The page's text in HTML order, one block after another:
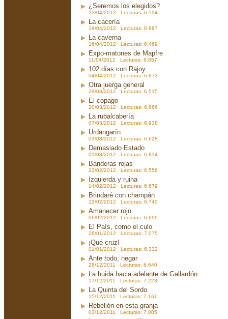
¿Seremos los elegidos?
22/04/2012 Lecturas: 6.594
La cacería
19/04/2012 Lecturas: 6.887
La caverna
16/04/2012 Lecturas: 6.469
Expo-matones de Mapfre
11/04/2012 Lecturas: 6.857
102 días con Rajoy
04/04/2012 Lecturas: 6.873
Otra juerga general
29/03/2012 Lecturas: 6.515
El copago
20/03/2012 Lecturas: 6.866
La rubalcabería
07/03/2012 Lecturas: 6.938
Urdangarín
03/03/2012 Lecturas: 6.628
Demasiado Estado
01/03/2012 Lecturas: 6.814
Banderas rojas
23/02/2012 Lecturas: 6.556
Izquierda y ruina
14/02/2012 Lecturas: 6.679
Brindaré con champán
12/02/2012 Lecturas: 6.740
Amanecer rojo
06/02/2012 Lecturas: 6.699
El País, como el culo
26/01/2012 Lecturas: 7.075
¡Qué cruz!
01/01/2012 Lecturas: 6.332
Ante todo, negar
28/12/2011 Lecturas: 6.640
La huida hacia adelante de Gallardón
17/12/2011 Lecturas: 7.223
La Quinta del Sordo
15/12/2011 Lecturas: 7.161
Rebelión en esta granja
03/12/2011 Lecturas: 7.005